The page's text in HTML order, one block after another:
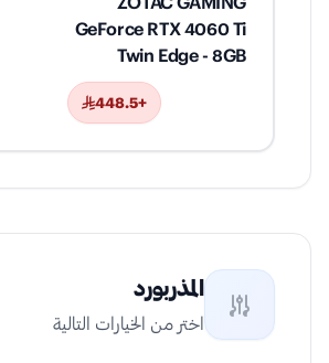
GeForce RTX 4060 Ti
Twin Edge - 8GB
+448.5
المذربورد
اختر من الخيارات التالية